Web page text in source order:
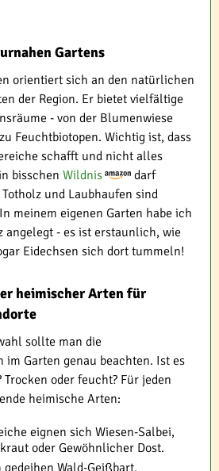
Gartens
orientiert sich an den natürlichen
der Region. Er bietet vielfältige
- von der Blumenwiese
Feuchtbiotopen. Wichtig ist, dass
schafft und nicht alles
bisschen Wildnis
darf
und Laubhaufen sind
meinem eigenen Garten habe ich
angelegt - es ist erstaunlich, wie
Eidechsen sich dort tummeln!
heimischer Arten für
sollte man die
im Garten genau beachten. Ist es
oder feucht? Für jeden
heimische Arten:
eignen sich Wiesen-Salbei,
oder Gewöhnlicher Dost.
Wald-Geißbart,